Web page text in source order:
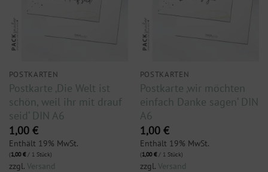
POSTKARTEN
Postkarte ‚Die Welt ist
schön, weil ihr mit drauf
seid‘ DIN A6
1,00 €
Enthält 19% MwSt.
(1,00€/ 1 Stück)
zzgl. Versand
POSTKARTEN
Postkarte ‚wir möchten
einfach Danke sagen‘ DIN
A6
1,00 €
Enthält 19% MwSt.
(1,00€/ 1 Stück)
zzgl. Versand